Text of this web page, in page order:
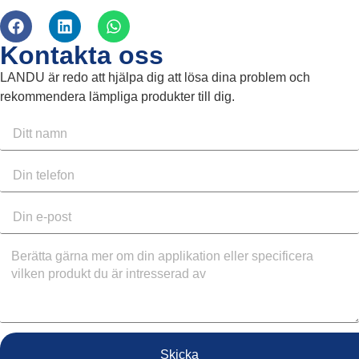
Kontakta oss
LANDU är redo att hjälpa dig att lösa dina problem och
rekommendera lämpliga produkter till dig.
Skicka